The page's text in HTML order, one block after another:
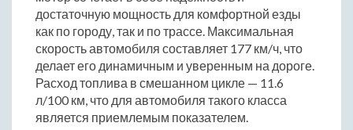
достаточную мощность для комфортной езды
как по городу, так и по трассе. Максимальная
скорость автомобиля составляет 177 км/ч, что
делает его динамичным и уверенным на дороге.
Расход топлива в смешанном цикле — 11.6
л/100 км, что для автомобиля такого класса
является приемлемым показателем.